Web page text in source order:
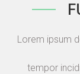
Lorem ipsum
tempor